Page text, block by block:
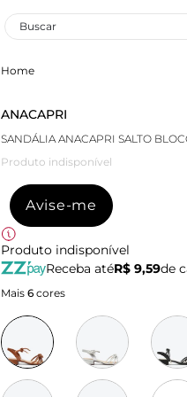
Home
ANACAPRI
SANDÁLIA ANACAPRI SALTO
Produto indisponível
Avise-me
Produto indisponível
Receba atéR$ 9,59de
Mais 6 cores